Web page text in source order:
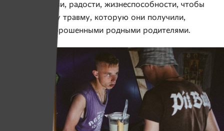
счастья, любви, радости, жизнеспособности, чтобы
перевесить ту травму, которую они получили,
оказавшись брошенными родными родителями.